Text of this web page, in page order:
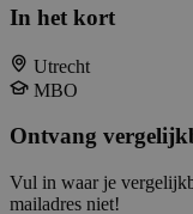
In het kort
Utrecht
MBO
Ontvang
Vul in waar je
mailadres niet!